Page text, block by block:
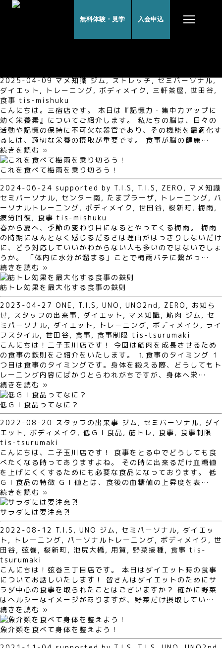
無料体験・見学 入会申込
2025-04-09 マメ知識 ジム,ストレッチ,セミパーソナル,
ダイエット , トレーニング, ボディメイク , 三軒茶屋 , 世田谷,
食事 tis-mishuku
こんにちは。三宿店です。 本日は『記憶力・集中力アップに
効く栄養素』についてご紹介します。 私たちの脳は、日々の
活動や記憶の保持に不可欠な器官であり、その機能を最適化す
るには、適切な栄養の摂取が重要です。 食事が脳の健康…
続きを読む »
これを食べて梅雨を乗り切ろう！
2024-06-24 supported by T.I.S , T.I.S , ZERO , マメ知識
セミパーソナル, センター南, たまプラーザ, トレーニング, パ
ーソナルトレーニング, ボディメイク , 世田谷, 桜新町, 梅雨 ,
疲労回復, 食事 tis-mishuku
春から夏へ、季節の変わり目になるとやってくる梅雨。 梅雨
の時期になんとなく感じるだるさは理由がはっきりしないだけ
に、どう対応していいかわからない人も多いのではないでしょ
うか。 「体内に水分が溜まる」ことで梅雨バテに繋がっ…
続きを読む »
筋トレ効果を最大化する食事の鉄則
2023-04-27 ONE , T.I.S , UNO , UNO2nd , ZERO , お知ら
せ , スタッフの出来事, ダイエット , マメ知識, 筋肉 ジム , セ
ミパーソナル, ダイエット , トレーニング, ボディメイク , ライ
フスタイル, 世田谷, 食事, 食事制限 tis-tsurumaki
こんにちは！二子玉川店です！ 今回は筋肉を成長させるため
の食事の鉄則をご紹介をいたします。 ⒈食事のタイミング １
つ目は食事のタイミングです。身体を鍛える際、どうしてもト
レーニング内容にばかりとらわれがちですが、身体へ栄…
続きを読む »
低ＧＩ食品ってなに？
2022-08-20 スタッフの出来事 ジム , セミパーソナル, ダイ
エット , ボディメイク , 低ＧＩ食品 , 筋トレ , 食事, 食事制限
tis-tsurumaki
こんにちは、二子玉川店です！ 食事をとる中でどうしても食
べたくなる時ってありますよね。 その時に出来るだけ血糖値
を上げにくくするためにも必要な食品になっております。 低
ＧＩ食品の特徴 ＧＩ値とは、食後の血糖値の上昇度を表…
続きを読む »
サラダには要注意⁈
2022-08-12 T.I.S , UNO ジム , セミパーソナル, ダイエッ
ト , トレーニング, パーソナルトレーニング, ボディメイク , 世
田谷, 弦巻, 桜新町, 池尻大橋, 用賀 , 野菜接種, 食事 tis-
tsurumaki
こんにちは！弦巻三丁目店です。 本日はダイエット時の食事
についてお話しいたします！ 皆さんはダイエットのためにサ
ラダ中心の食事を取られたことはございますか？ 確かに野菜
はヘルシーなイメージがありますが、野菜だけ摂取してい…
続きを読む »
魚介類を食べて身体を整えよう！